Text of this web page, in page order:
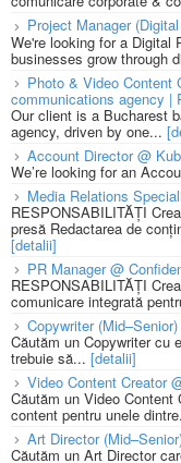
Project Manager
We're looking for a Digital
businesses grow through
Photo & Video Content
communications agency |
Our client is a Bucharest
agency, driven by one...
Account Director @
We’re looking for an
Media Relations
RESPONSABILITĂȚI
presă Redactarea de
[detalii]
PR Manager @
RESPONSABILITĂȚI
comunicare integrată
Copywriter
Căutăm un Copywriter cu
trebuie să... [detalii]
Video Content Creator
Căutăm un Video
content pentru unele
Art Director
Căutăm un Art Director